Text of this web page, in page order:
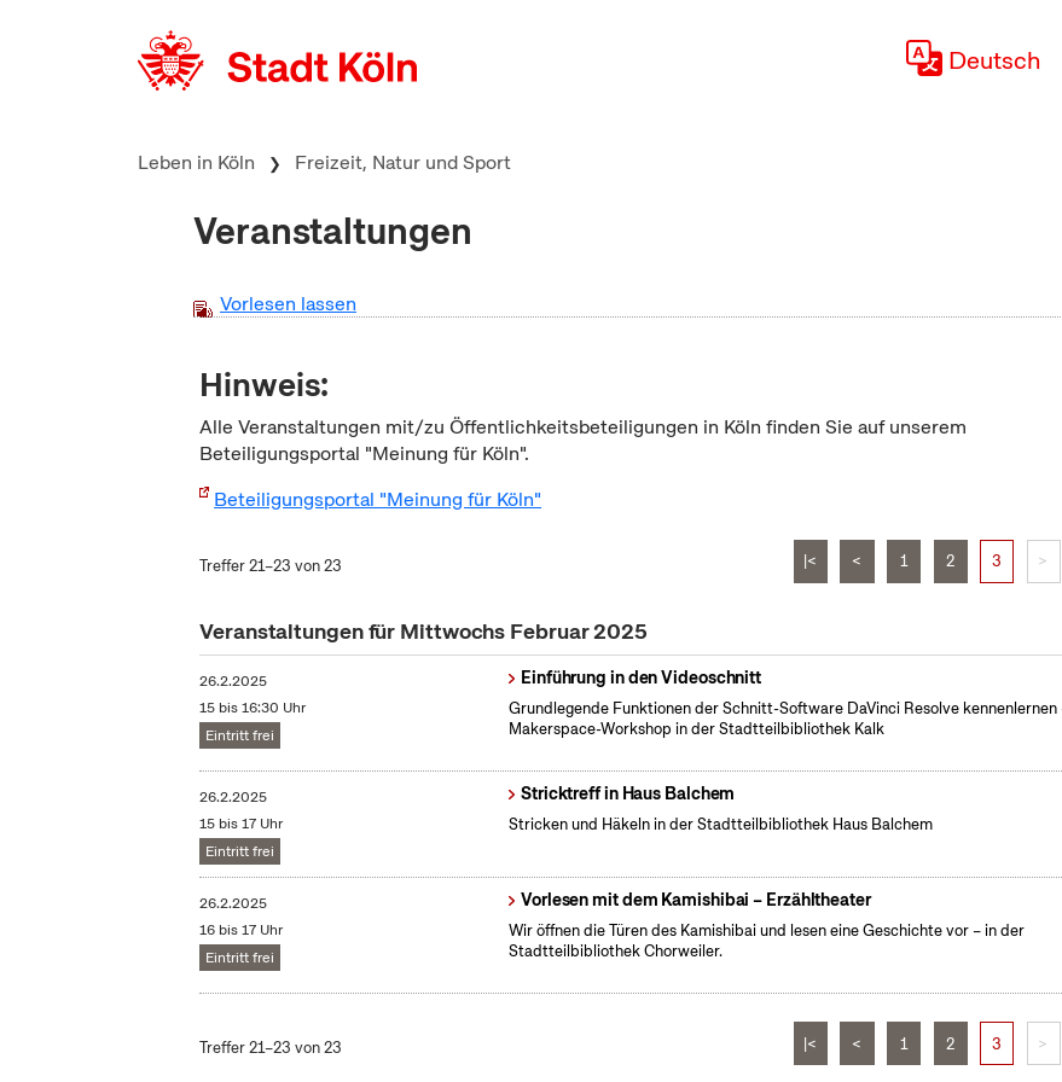
Deutsch
Leben in Köln Freizeit, Natur und Sport
Veranstaltungen
Vorlesen lassen
Hinweis:
Alle Veranstaltungen mit/zu Öffentlichkeitsbeteiligungen in Köln finden Sie auf unserem
Beteiligungsportal "Meinung für Köln".
Beteiligungsportal "Meinung für Köln"
Treffer 21–23 von 23 |< < 1 2 3 >
Veranstaltungen für Mittwochs Februar 2025
26.2.2025
15 bis 16:30 Uhr
Eintritt frei
Einführung in den Videoschnitt
Grundlegende Funktionen der Schnitt-Software DaVinci Resolve kennenlernen
Makerspace-Workshop in der Stadtteilbibliothek Kalk
26.2.2025
15 bis 17 Uhr
Eintritt frei
Stricktreff in Haus Balchem
Stricken und Häkeln in der Stadtteilbibliothek Haus Balchem
26.2.2025
16 bis 17 Uhr
Eintritt frei
Vorlesen mit dem Kamishibai – Erzähltheater
Wir öffnen die Türen des Kamishibai und lesen eine Geschichte vor – in der
Stadtteilbibliothek Chorweiler.
Treffer 21–23 von 23 |< < 1 2 3 >